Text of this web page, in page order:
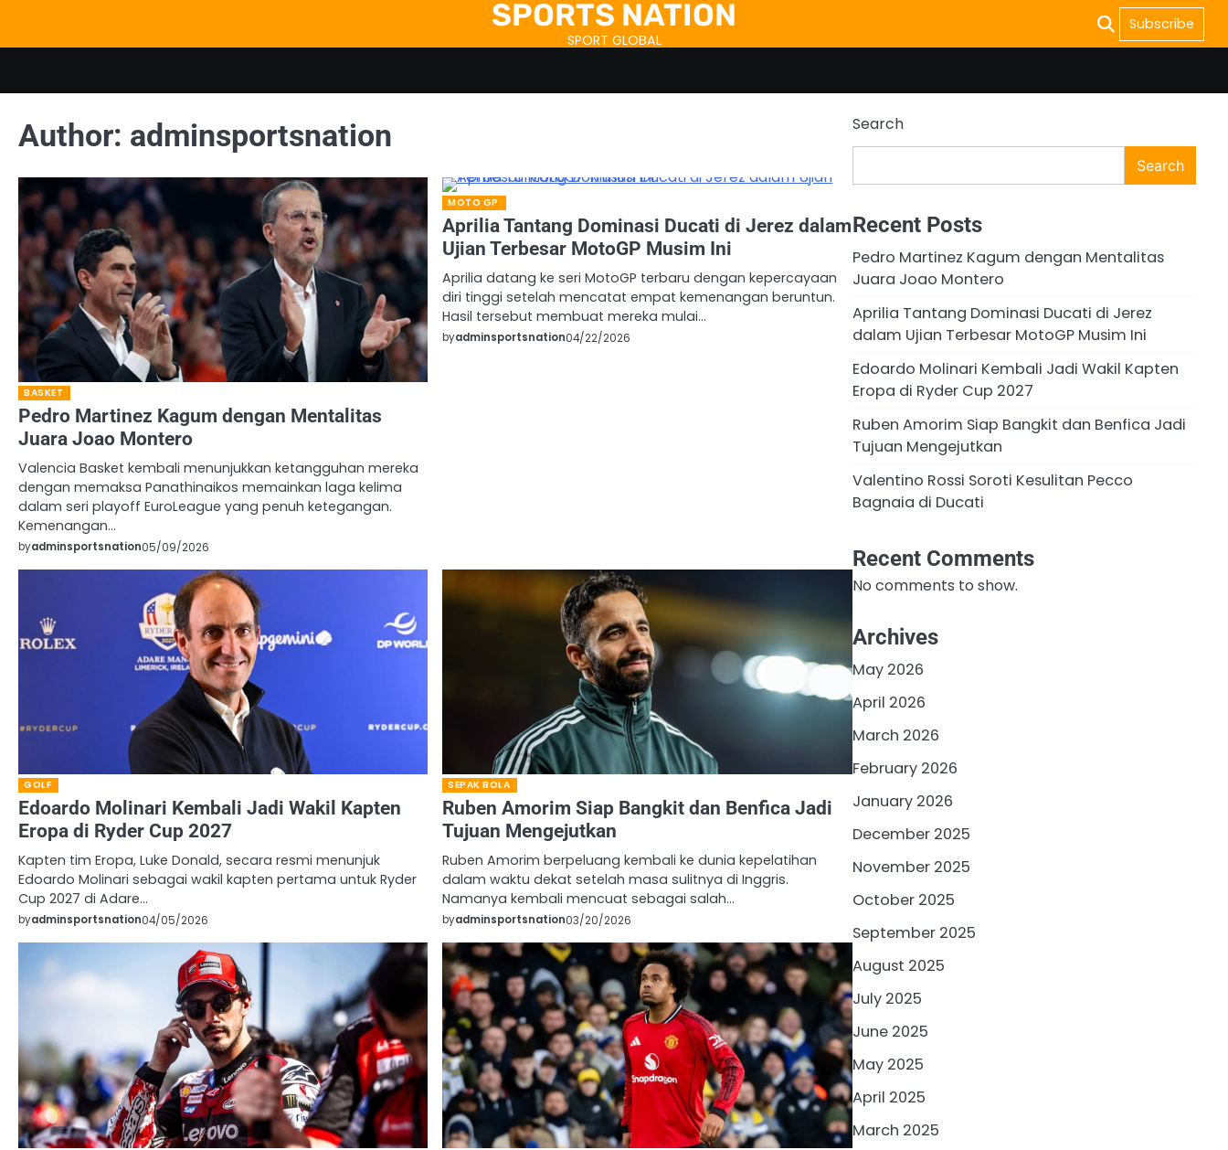
content
SPORTS NATION
SPORT GLOBAL
Subscribe
Author: adminsportsnation
BASKET
Pedro Martinez Kagum dengan Mentalitas
Juara Joao Montero
Valencia Basket kembali menunjukkan ketangguhan mereka
dengan memaksa Panathinaikos memainkan laga kelima
dalam seri playoff EuroLeague yang penuh ketegangan.
Kemenangan…
byadminsportsnation05/09/2026
MOTO GP
Aprilia Tantang Dominasi Ducati di Jerez dalam
Ujian Terbesar MotoGP Musim Ini
Aprilia datang ke seri MotoGP terbaru dengan kepercayaan
diri tinggi setelah mencatat empat kemenangan beruntun.
Hasil tersebut membuat mereka mulai…
byadminsportsnation04/22/2026
GOLF
Edoardo Molinari Kembali Jadi Wakil Kapten
Eropa di Ryder Cup 2027
Kapten tim Eropa, Luke Donald, secara resmi menunjuk
Edoardo Molinari sebagai wakil kapten pertama untuk Ryder
Cup 2027 di Adare…
byadminsportsnation04/05/2026
SEPAK BOLA
Ruben Amorim Siap Bangkit dan Benfica Jadi
Tujuan Mengejutkan
Ruben Amorim berpeluang kembali ke dunia kepelatihan
dalam waktu dekat setelah masa sulitnya di Inggris.
Namanya kembali mencuat sebagai salah…
byadminsportsnation03/20/2026
Search
Search
Recent Posts
Pedro Martinez Kagum dengan Mentalitas
Juara Joao Montero
Aprilia Tantang Dominasi Ducati di Jerez
dalam Ujian Terbesar MotoGP Musim Ini
Edoardo Molinari Kembali Jadi Wakil Kapten
Eropa di Ryder Cup 2027
Ruben Amorim Siap Bangkit dan Benfica Jadi
Tujuan Mengejutkan
Valentino Rossi Soroti Kesulitan Pecco
Bagnaia di Ducati
Recent Comments
No comments to show.
Archives
May 2026
April 2026
March 2026
February 2026
January 2026
December 2025
November 2025
October 2025
September 2025
August 2025
July 2025
June 2025
May 2025
April 2025
March 2025